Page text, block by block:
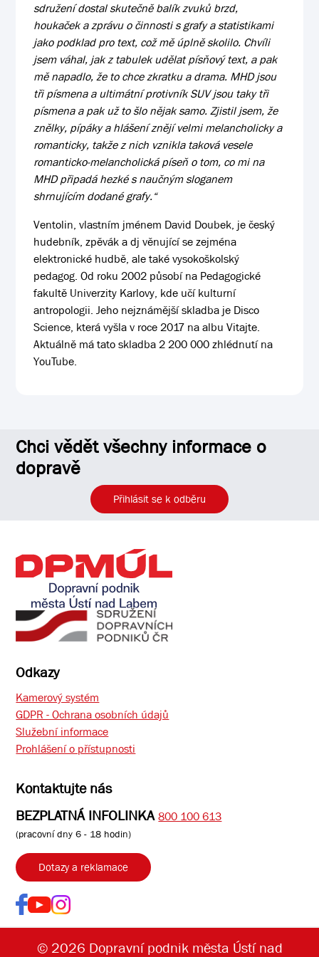
sdružení dostal skutečně balík zvuků brzd,
houkaček a zprávu o činnosti s grafy a statistikami
jako podklad pro text, což mě úplně skolilo. Chvíli
jsem váhal, jak z tabulek udělat písňový text, a pak
mě napadlo, že to chce zkratku a drama. MHD jsou
tři písmena a ultimátní protivník SUV jsou taky tři
písmena a pak už to šlo nějak samo. Zjistil jsem, že
znělky, pípáky a hlášení znějí velmi melancholicky a
romanticky, takže z nich vznikla taková vesele
romanticko-melancholická píseň o tom, co mi na
MHD připadá hezké s naučným sloganem
shrnujícím dodané grafy.“
Ventolin, vlastním jménem David Doubek, je český
hudebník, zpěvák a dj věnující se zejména
elektronické hudbě, ale také vysokoškolský
pedagog. Od roku 2002 působí na Pedagogické
fakultě Univerzity Karlovy, kde učí kulturní
antropologii. Jeho nejznámější skladba je Disco
Science, která vyšla v roce 2017 na albu Vitajte.
Aktuálně má tato skladba 2 200 000 zhlédnutí na
YouTube.
Chci vědět všechny informace o
dopravě
Přihlásit se k odběru
Odkazy
Kamerový systém
GDPR - Ochrana osobních údajů
Služební informace
Prohlášení o přístupnosti
Kontaktujte nás
BEZPLATNÁ INFOLINKA 800 100 613
(pracovní dny 6 - 18 hodin)
Dotazy a reklamace
© 2026 Dopravní podnik města Ústí nad